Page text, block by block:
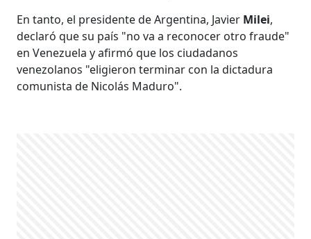
En tanto, el presidente de Argentina, Javier Milei,
declaró que su país "no va a reconocer otro fraude"
en Venezuela y afirmó que los ciudadanos
venezolanos "eligieron terminar con la dictadura
comunista de Nicolás Maduro".